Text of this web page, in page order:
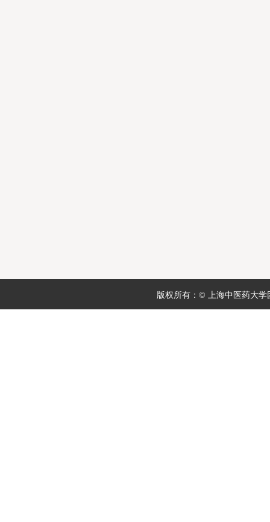
版权所有：© 上海中医药大学